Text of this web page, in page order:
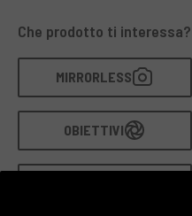
Che prodotto ti interessa?
MIRRORLESS
OBIETTIVI